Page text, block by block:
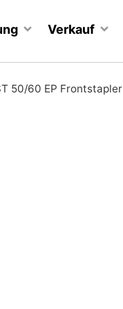
Verkauf
50/60 EP Frontstapler